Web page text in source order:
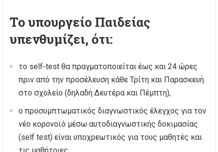
Το υπουργείο Παιδείας
υπενθυμίζει, ότι:
το self-test θα πραγματοποιείται έως και 24 ώρες
πριν από την προσέλευση κάθε Τρίτη και Παρασκευή
στο σχολείο (δηλαδή Δευτέρα και Πέμπτη),
ο προσυμπτωματικός διαγνωστικός έλεγχος για τον
νέο κορονοϊό μέσω αυτοδιαγνωστικής δοκιμασίας
(self test) είναι υποχρεωτικός για τους μαθητές και